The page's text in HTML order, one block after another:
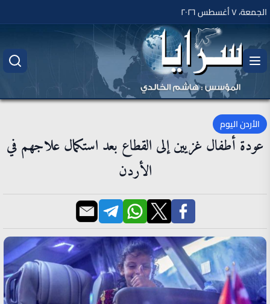
الجمعة، ٧ أغسطس ٢٠٢٦
الأردن اليوم
عودة أطفال غزيين إلى القطاع بعد استكمال علاجهم في
الأردن